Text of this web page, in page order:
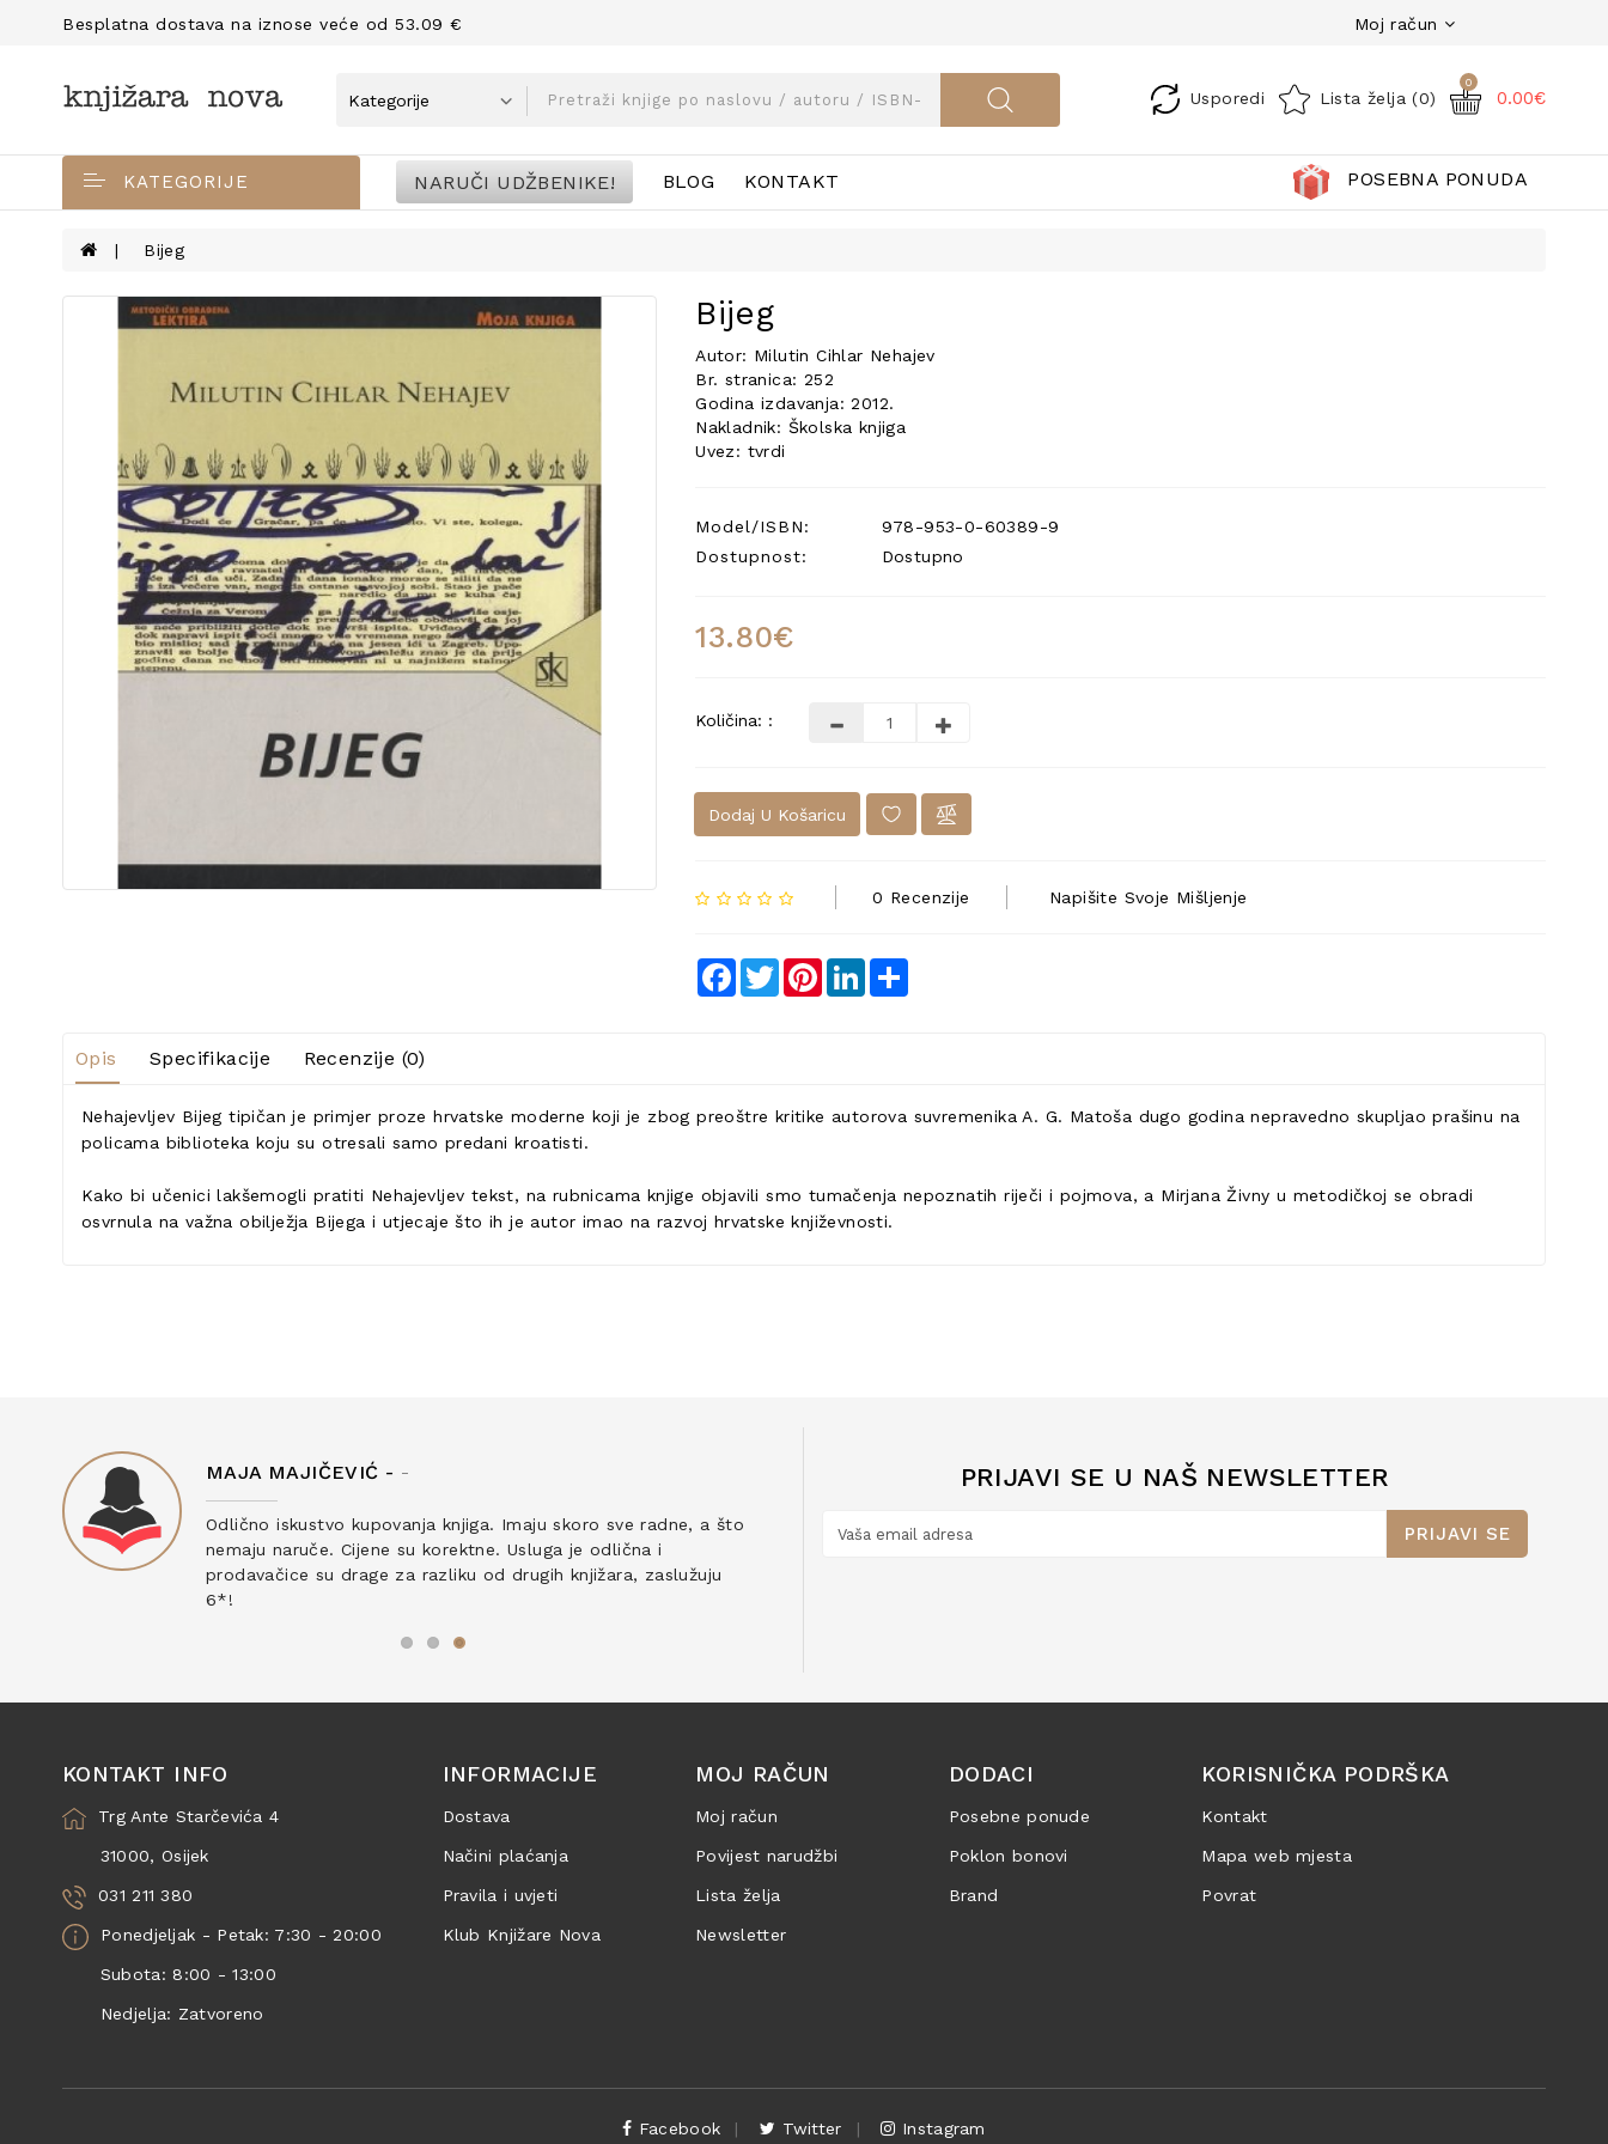
Besplatna dostava na iznose veće od 53.09 € Moj račun
Usporedi Lista želja (0)
0
0.00€
KATEGORIJE NARUČI UDŽBENIKE! BLOG KONTAKT POSEBNA PONUDA
Bijeg
Bijeg
Autor: Milutin Cihlar Nehajev
Br. stranica: 252
Godina izdavanja: 2012.
Nakladnik: Školska knjiga
Uvez: tvrdi
Model/ISBN:
978-953-0-60389-9
Dostupnost:
Dostupno
13.80€
Količina: :
Dodaj U Košaricu
0 Recenzije Napišite Svoje Mišljenje
Facebook
TwitterPinterestLinkedIn
Opis Specifikacije Recenzije (0)
Nehajevljev Bijeg tipičan je primjer proze hrvatske moderne koji je zbog preoštre kritike autorova suvremenika A. G. Matoša dugo godina nepravedno skupljao prašinu na
policama biblioteka koju su otresali samo predani kroatisti.
Kako bi učenici lakšemogli pratiti Nehajevljev tekst, na rubnicama knjige objavili smo tumačenja nepoznatih riječi i pojmova, a Mirjana Živny u metodičkoj se obradi
osvrnula na važna obilježja Bijega i utjecaje što ih je autor imao na razvoj hrvatske književnosti.
MAJA MAJIČEVIĆ - -
Odlično iskustvo kupovanja knjiga. Imaju skoro sve radne, a što
nemaju naruče. Cijene su korektne. Usluga je odlična i
prodavačice su drage za razliku od drugih knjižara, zaslužuju
6*!
PRIJAVI SE U NAŠ NEWSLETTER
PRIJAVI SE
KONTAKT INFO
Trg Ante Starčevića 4
31000, Osijek
031 211 380
Ponedjeljak - Petak: 7:30 - 20:00
Subota: 8:00 - 13:00
Nedjelja: Zatvoreno
INFORMACIJE
Dostava
Načini plaćanja
Pravila i uvjeti
Klub Knjižare Nova
MOJ RAČUN
Moj račun
Povijest narudžbi
Lista želja
Newsletter
DODACI
Posebne ponude
Poklon bonovi
Brand
KORISNIČKA PODRŠKA
Kontakt
Mapa web mjesta
Povrat
Facebook Twitter Instagram